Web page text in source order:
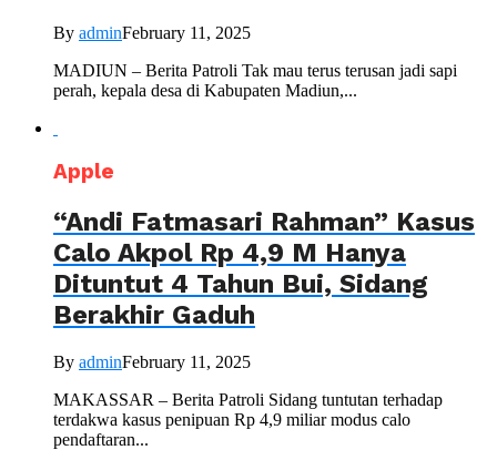
By adminFebruary 11, 2025
MADIUN – Berita Patroli Tak mau terus terusan jadi sapi
perah, kepala desa di Kabupaten Madiun,...
Apple
“Andi Fatmasari Rahman” Kasus
Calo Akpol Rp 4,9 M Hanya
Dituntut 4 Tahun Bui, Sidang
Berakhir Gaduh
By adminFebruary 11, 2025
MAKASSAR – Berita Patroli Sidang tuntutan terhadap
terdakwa kasus penipuan Rp 4,9 miliar modus calo
pendaftaran...